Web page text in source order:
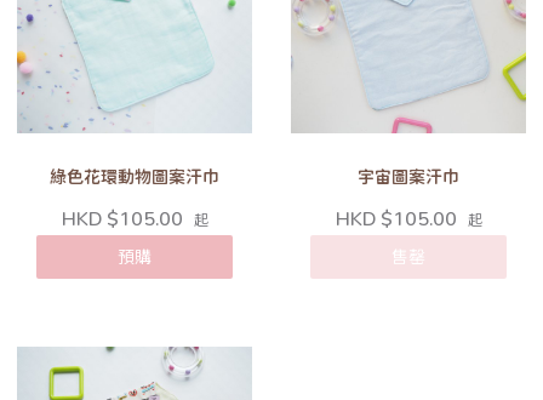
綠色花環動物圖案汗巾
HKD $105.00 起
預購
宇宙圖案汗巾
HKD $105.00 起
售罄